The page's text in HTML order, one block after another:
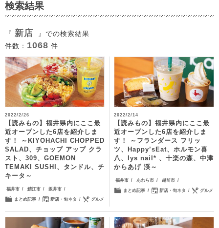
検索結果
『 新店
』での検索結果
件数： 1068 件
2022/2/26
【読みもの】福井県内にここ最
近オープンした6店を紹介しま
す！ ～KIYOHACHI CHOPPED
SALAD、チョップ アップ クラ
スト、309、GOEMON
TEMAKI SUSHI、タンドル、チ
キータ～
福井市 鯖江市 坂井市
まとめ記事 新店・旬ネタ グルメ
2022/2/14
【読みもの】福井県内にここ最
近オープンした6店を紹介しま
す！ ～フランダース フリッ
ツ、Happy’sEat、ホルモン喜
八、lys nail* 、十楽の森、中津
からあげ 渓～
福井市 あわら市 越前市
まとめ記事 新店・旬ネタ グルメ